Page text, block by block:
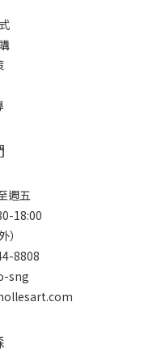
週五
18:00
）
8808
sng